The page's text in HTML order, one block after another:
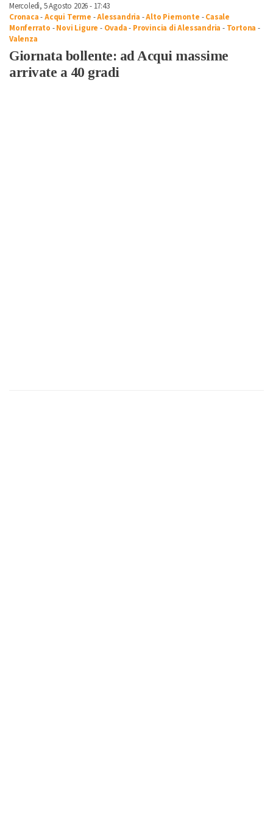
Mercoledì, 5 Agosto 2026 - 17:43
Cronaca-Acqui Terme -Alessandria -Alto Piemonte -Casale
Monferrato -Novi Ligure - Ovada- Provincia di Alessandria - Tortona -
Valenza
Giornata bollente: ad Acqui massime
arrivate a 40 gradi